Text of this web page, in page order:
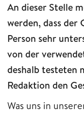
An dieser Stelle
werden, dass der
Person sehr
von der
deshalb testeten
Redaktion den
Was uns in